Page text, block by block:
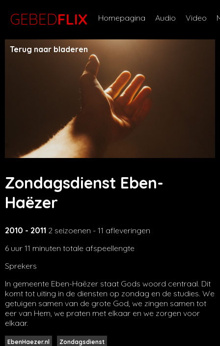
GEBEDFLIX Homepagina Audio Video
Terug naar bladeren
Zondagsdienst Eben-
Haëzer
2010 - 2011 2 seizoenen - 11 afleveringen
6 uur 11 minuten totale afspeellengte
Sprekers
In gemeente Eben-Haëzer staat Gods woord centraal. Dit
komt tot uiting in de diensten op zondag en de studies. We
getuigen samen van de grote God, we zingen samen tot
eer van Hem, we praten met elkaar en we zorgen voor
elkaar.
EbenHaezer.nl Zondagsdienst